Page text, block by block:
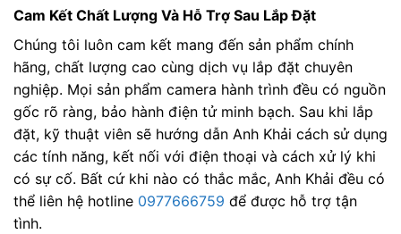
Cam Kết Chất Lượng Và Hỗ Trợ Sau Lắp Đặt
Chúng tôi luôn cam kết mang đến sản phẩm chính
hãng, chất lượng cao cùng dịch vụ lắp đặt chuyên
nghiệp. Mọi sản phẩm camera hành trình đều có nguồn
gốc rõ ràng, bảo hành điện tử minh bạch. Sau khi lắp
đặt, kỹ thuật viên sẽ hướng dẫn Anh Khải cách sử dụng
các tính năng, kết nối với điện thoại và cách xử lý khi
có sự cố. Bất cứ khi nào có thắc mắc, Anh Khải đều có
thể liên hệ hotline 0977666759 để được hỗ trợ tận
tình.